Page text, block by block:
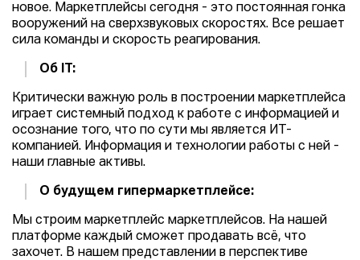
новое. Маркетплейсы сегодня - это постоянная гонка
вооружений на сверхзвуковых скоростях. Все решает
сила команды и скорость реагирования.
Об IT:
Критически важную роль в построении маркетплейса
играет системный подход к работе с информацией и
осознание того, что по сути мы является ИТ-
компанией. Информация и технологии работы с ней -
наши главные активы.
О будущем гипермаркетплейсе:
Мы строим маркетплейс маркетплейсов. На нашей
платформе каждый сможет продавать всё, что
захочет. В нашем представлении в перспективе